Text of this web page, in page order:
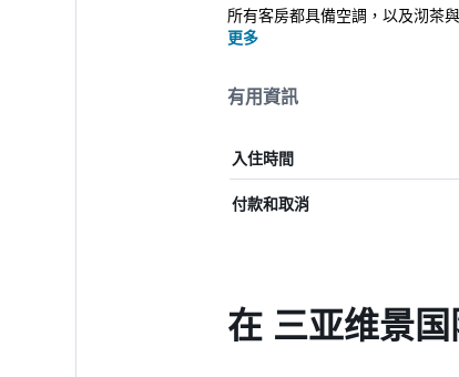
所有客房都具備空調，以及沏茶
更多
有用資訊
入住時間
付款和取消
在 三亚维景